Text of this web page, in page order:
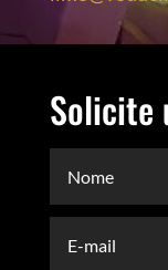
Solicite